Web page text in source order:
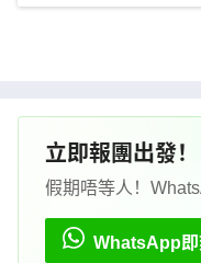
立即報團出發！
假期唔等人！
WhatsApp即